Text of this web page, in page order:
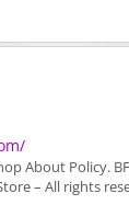
About Policy.
– All rights